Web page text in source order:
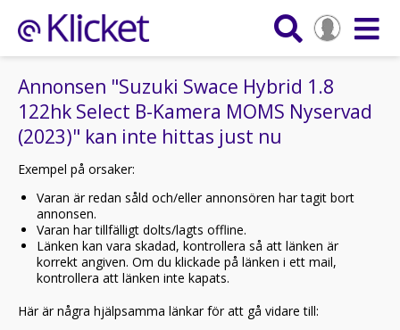
Annonsen "Suzuki Swace Hybrid 1.8
122hk Select B-Kamera MOMS Nyservad
(2023)" kan inte hittas just nu
Exempel på orsaker:
Varan är redan såld och/eller annonsören har tagit bort
annonsen.
Varan har tillfälligt dolts/lagts offline.
Länken kan vara skadad, kontrollera så att länken är
korrekt angiven. Om du klickade på länken i ett mail,
kontrollera att länken inte kapats.
Här är några hjälpsamma länkar för att gå vidare till: